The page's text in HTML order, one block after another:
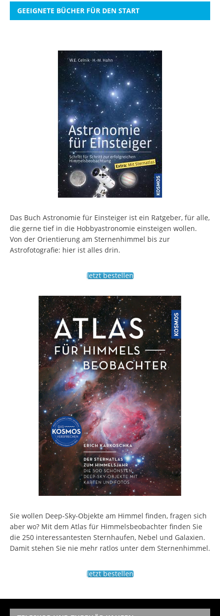
GEEIGNETE BÜCHER FÜR DEN START
Das Buch Astronomie für Einsteiger ist ein Ratgeber, für alle,
die gerne tief in die Hobbyastronomie einsteigen wollen.
Von der Orientierung am Sternenhimmel bis zur
Astrofotografie: hier ist alles drin.
Jetzt bestellen
Sie wollen Deep-Sky-Objekte am Himmel finden, fragen sich
aber wo? Mit dem Atlas für Himmelsbeobachter finden Sie
die 250 interessantesten Sternhaufen, Nebel und Galaxien.
Damit stehen Sie nie mehr ratlos unter dem Sternenhimmel.
Jetzt bestellen